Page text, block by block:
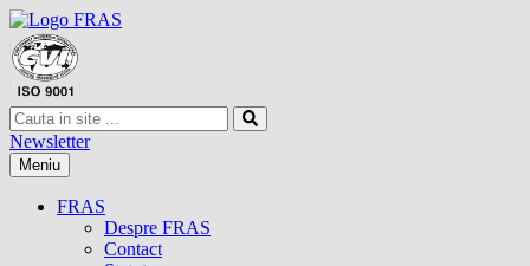
Newsletter
Meniu
FRAS
Despre FRAS
Contact